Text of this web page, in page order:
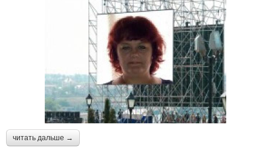
читать дальше →